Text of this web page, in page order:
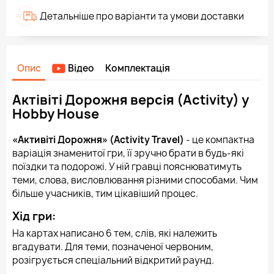
Детальніше про варіанти та умови доставки
Опис Відео Комплектація
Актівіті Дорожня версія (Activity) у
Hobby House
«Активіті Дорожня» (Activity Travel) - це компактна
варіація знаменитої гри, її зручно брати в будь-які
поїздки та подорожі. У ній гравці пояснюватимуть
теми, слова, висловлювання різними способами. Чим
більше учасників, тим цікавіший процес.
Хід гри:
На картах написано 6 тем, слів, які належить
вгадувати. Для теми, позначеної червоним,
розігрується спеціальний відкритий раунд.